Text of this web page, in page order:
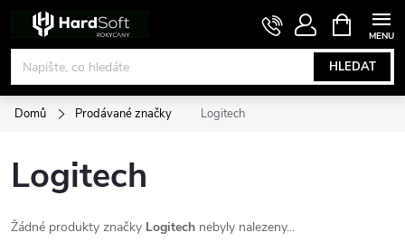
obsah
HLEDAT
NÁKUPNÍ
KOŠÍK
Domů Prodávané značky Logitech
Logitech
Žádné produkty značky Logitech nebyly nalezeny...